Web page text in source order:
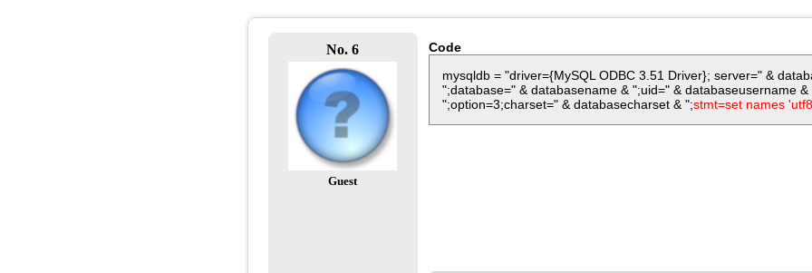
No. 6
Guest
Code
mysqldb = "driver={MySQL ODBC 3.51 Driver}; server=" &
";database=" & databasename & ";uid=" & databaseusername
";option=3;charset=" & databasecharset & ";stmt=set names